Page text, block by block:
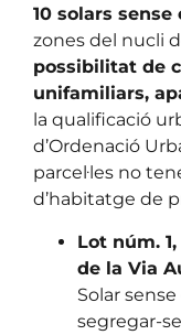
10 solars sense
zones del nucli
possibilitat de
unifamiliars,
la qualificació
d’Ordenació
parcel·les no
d’habitatge de
Lot núm.
de la Via
Solar
segregar-